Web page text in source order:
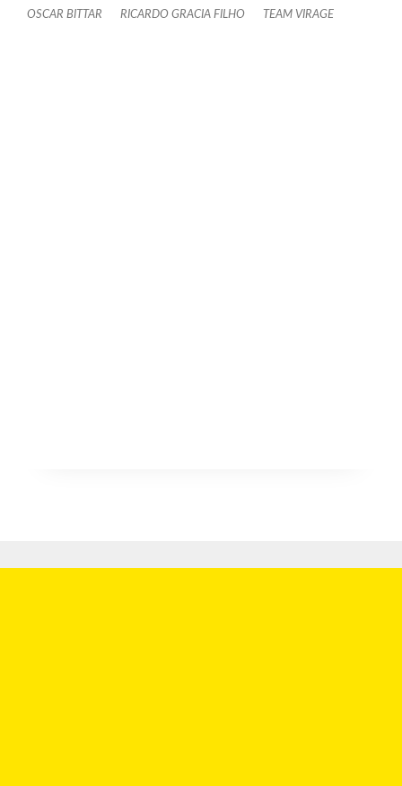
OSCAR BITTAR RICARDO GRACIA FILHO TEAM VIRAGE